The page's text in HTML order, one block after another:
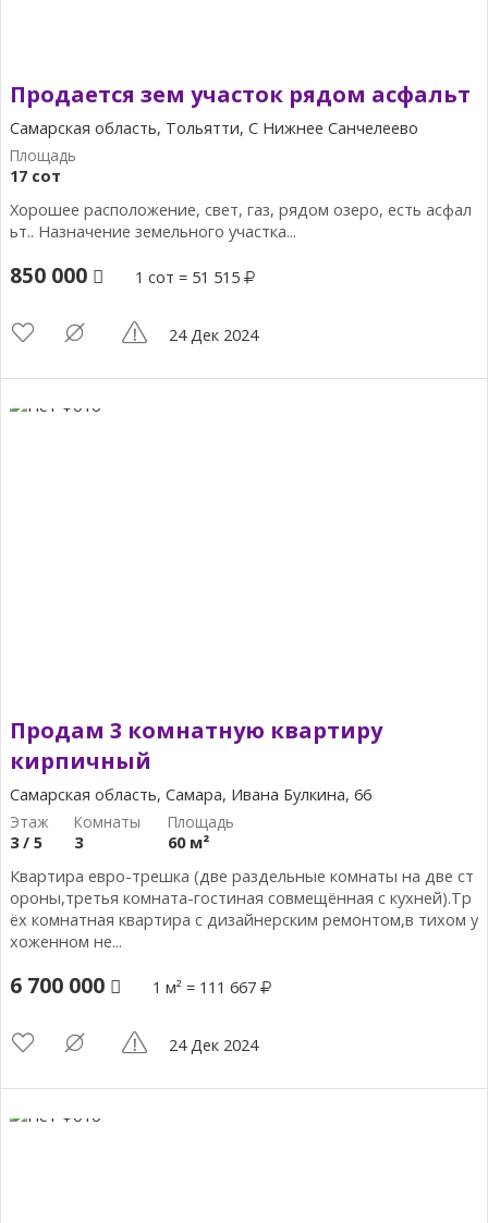
Продается зем участок рядом асфальт
Самарская область, Тольятти, С Нижнее Санчелеево
17 сот
Хорошее расположение, свет, газ, рядом озеро, есть асфал
ьт.. Назначение земельного участка...
850 000 1 сот = 51 515
24 Дек 2024
Продам 3 комнатную квартиру
кирпичный
Самарская область, Самара, Ивана Булкина, 66
3 / 5 3
60 м²
Квартира евро-трешка (две раздельные комнаты на две ст
ороны,третья комната-гостиная совмещённая с кухней).Тр
ёх комнатная квартира с дизайнерским ремонтом,в тихом у
хоженном не...
6 700 000 1 м² = 111 667
24 Дек 2024